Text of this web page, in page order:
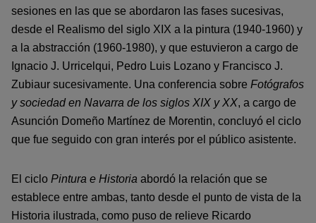
sesiones en las que se abordaron las fases sucesivas,
desde el Realismo del siglo XIX a la pintura (1940-1960) y
a la abstracción (1960-1980), y que estuvieron a cargo de
Ignacio J. Urricelqui, Pedro Luis Lozano y Francisco J.
Zubiaur sucesivamente. Una conferencia sobre Fotógrafos
y sociedad en Navarra de los siglos XIX y XX, a cargo de
Asunción Domeño Martínez de Morentin, concluyó el ciclo
que fue seguido con gran interés por el público asistente.
El ciclo Pintura e Historia abordó la relación que se
establece entre ambas, tanto desde el punto de vista de la
Historia ilustrada, como puso de relieve Ricardo